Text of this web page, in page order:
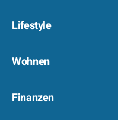
Lifestyle
Wohnen
Finanzen